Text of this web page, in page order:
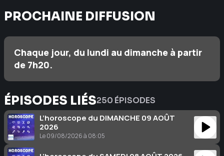
PROCHAINE DIFFUSION
Chaque jour, du lundi au dimanche à partir
de 7h20.
ÉPISODES LIÉS250 ÉPISODES
L’horoscope du DIMANCHE 09 AOÛT
2026
Le 09/08/2026 à 08:05